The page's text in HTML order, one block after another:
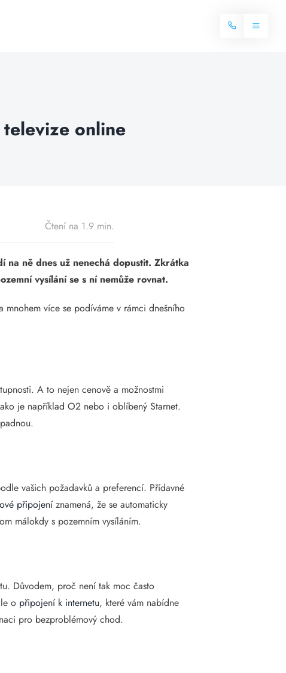
Toggle
online
Čtení na 1.9 min.
na ně dnes už nenechá dopustit. Zkrátka
vysílání se s ní nemůže rovnat.
více se podíváme v rámci dnešního
A to nejen cenově a možnostmi
je například O2 nebo i oblíbený Starnet.
vašich požadavků a preferencí. Přídavné
připojeníznamená, že se automaticky
málokdy s pozemním vysíláním.
Důvodem, proč není tak moc často
o připojení k internetu, které vám nabídne
pro bezproblémový chod.